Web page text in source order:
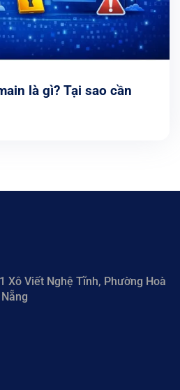
là gì? Tại sao cần
Xô Viết Nghệ Tĩnh, Phường Hoà